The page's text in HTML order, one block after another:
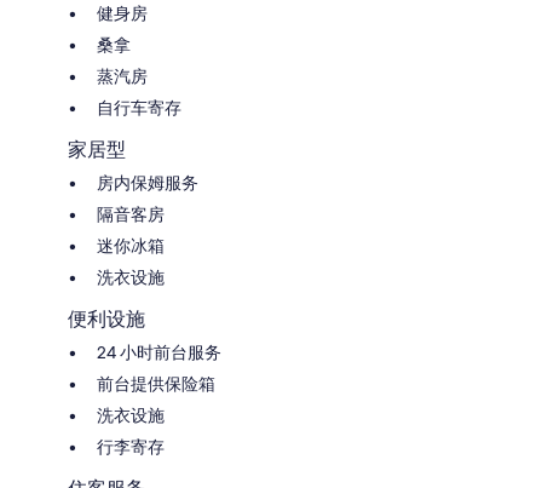
健身房
桑拿
蒸汽房
自行车寄存
家居型
房内保姆服务
隔音客房
迷你冰箱
洗衣设施
便利设施
24 小时前台服务
前台提供保险箱
洗衣设施
行李寄存